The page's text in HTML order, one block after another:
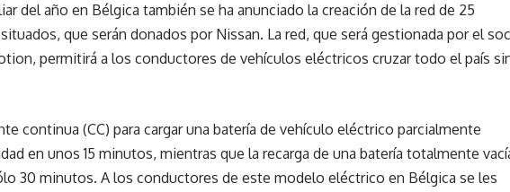
del año en Bélgica también se ha anunciado la creación de la red de 25
que serán donados por Nissan. La red, que será gestionada por el
permitirá a los conductores de vehículos eléctricos cruzar todo el país
continua (CC) para cargar una batería de vehículo eléctrico parcialmente
en unos 15 minutos, mientras que la recarga de una batería totalmente
30 minutos. A los conductores de este modelo eléctrico en Bélgica se les